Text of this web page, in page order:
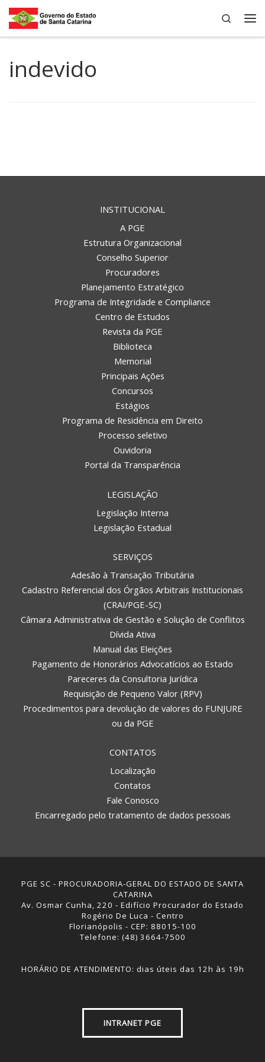
Skip to content
Search
indevido
INSTITUCIONAL
A PGE
Estrutura Organizacional
Conselho Superior
Procuradores
Planejamento Estratégico
Programa de Integridade e Compliance
Centro de Estudos
Revista da PGE
Biblioteca
Memorial
Principais Ações
Concursos
Estágios
Programa de Residência em Direito
Processo seletivo
Ouvidoria
Portal da Transparência
LEGISLAÇÃO
Legislação Interna
Legislação Estadual
SERVIÇOS
Adesão à Transação Tributária
Cadastro Referencial dos Órgãos Arbitrais Institucionais
(CRAI/PGE-SC)
Câmara Administrativa de Gestão e Solução de Conflitos
Dívida Ativa
Manual das Eleições
Pagamento de Honorários Advocatícios ao Estado
Pareceres da Consultoria Jurídica
Requisição de Pequeno Valor (RPV)
Procedimentos para devolução de valores do FUNJURE
ou da PGE
CONTATOS
Localização
Contatos
Fale Conosco
Encarregado pelo tratamento de dados pessoais
PGE SC - PROCURADORIA-GERAL DO ESTADO DE SANTA
CATARINA
Av. Osmar Cunha, 220 - Edifício Procurador do Estado
Rogério De Luca - Centro
Florianópolis - CEP: 88015-100
Telefone: (48) 3664-7500
HORÁRIO DE ATENDIMENTO: dias úteis das 12h às 19h
INTRANET PGE